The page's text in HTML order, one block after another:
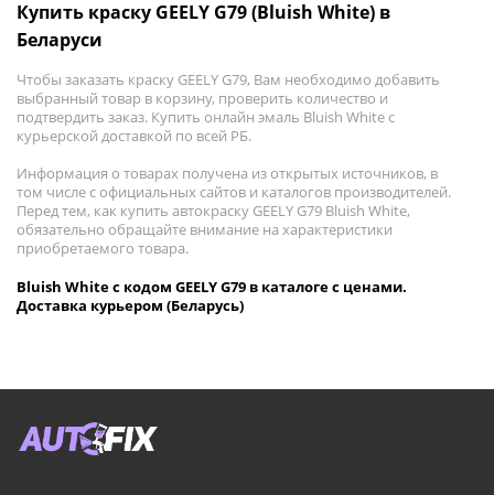
Купить краску GEELY G79 (Bluish White) в
Беларуси
Чтобы заказать краску GEELY G79, Вам необходимо добавить
выбранный товар в корзину, проверить количество и
подтвердить заказ. Купить онлайн эмаль Bluish White с
курьерской доставкой по всей РБ.
Информация о товарах получена из открытых источников, в
том числе с официальных сайтов и каталогов производителей.
Перед тем, как купить автокраску GEELY G79 Bluish White,
обязательно обращайте внимание на характеристики
приобретаемого товара.
Bluish White с кодом GEELY G79 в каталоге с ценами.
Доставка курьером (Беларусь)